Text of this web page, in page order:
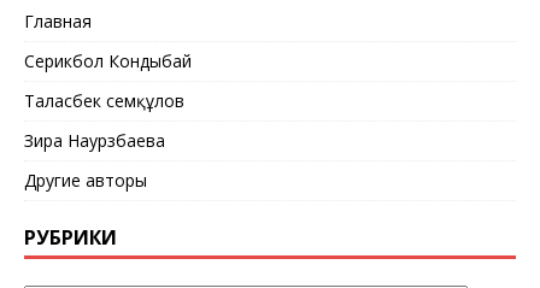
Главная
Серикбол Кондыбай
Таласбек Әсемқұлов
Зира Наурзбаева
Другие авторы
РУБРИКИ